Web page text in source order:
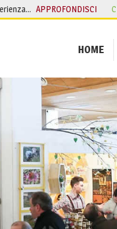
HOME
APPROFONDISCI